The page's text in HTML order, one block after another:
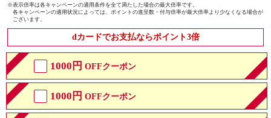
※表示倍率は各キャンペーンの適用条件を全て満たした場合の最大倍率です。
各キャンペーンの適用状況によっては、ポイントの進呈数・付与倍率が最大倍率より少なくなる場合が
ございます。
dカードでお支払ならポイント3倍
1000円 OFFクーポン
1000円 OFFクーポン